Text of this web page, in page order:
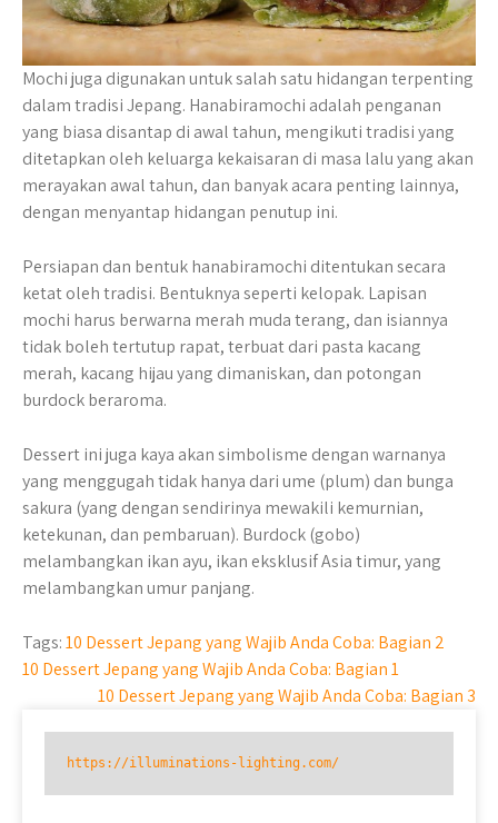
Mochi juga digunakan untuk salah satu hidangan terpenting
dalam tradisi Jepang. Hanabiramochi adalah penganan
yang biasa disantap di awal tahun, mengikuti tradisi yang
ditetapkan oleh keluarga kekaisaran di masa lalu yang akan
merayakan awal tahun, dan banyak acara penting lainnya,
dengan menyantap hidangan penutup ini.
Persiapan dan bentuk hanabiramochi ditentukan secara
ketat oleh tradisi. Bentuknya seperti kelopak. Lapisan
mochi harus berwarna merah muda terang, dan isiannya
tidak boleh tertutup rapat, terbuat dari pasta kacang
merah, kacang hijau yang dimaniskan, dan potongan
burdock beraroma.
Dessert ini juga kaya akan simbolisme dengan warnanya
yang menggugah tidak hanya dari ume (plum) dan bunga
sakura (yang dengan sendirinya mewakili kemurnian,
ketekunan, dan pembaruan). Burdock (gobo)
melambangkan ikan ayu, ikan eksklusif Asia timur, yang
melambangkan umur panjang.
Tags:10 Dessert Jepang yang Wajib Anda Coba: Bagian 2
Post
navigation
10 Dessert Jepang yang Wajib Anda Coba: Bagian 1
10 Dessert Jepang yang Wajib Anda Coba: Bagian 3
https://illuminations-lighting.com/